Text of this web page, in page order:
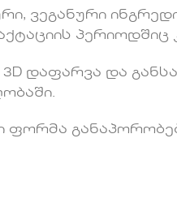
ვეგანური
პერიოდშიც
დაფარვა და
ფორმა